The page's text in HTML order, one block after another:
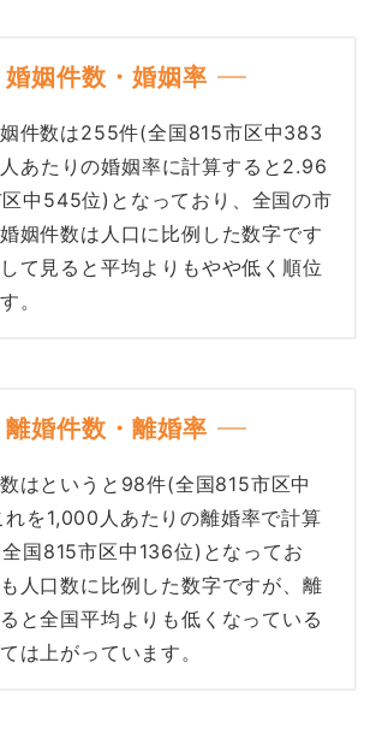
婚姻件数・婚姻率
件数は255件(全国815市区中383
あたりの婚姻率に計算すると2.96
中545位)となっており、全国の市
姻件数は人口に比例した数字です
て見ると平均よりもやや低く順位
。
離婚件数・離婚率
はというと98件(全国815市区中
を1,000人あたりの離婚率で計算
国815市区中136位)となってお
人口数に比例した数字ですが、離
と全国平均よりも低くなっている
は上がっています。